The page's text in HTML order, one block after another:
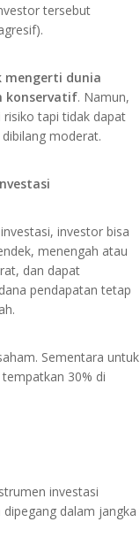
tersebut
mengerti dunia
konservatif. Namun,
tapi tidak dapat
moderat.
investor bisa
menengah atau
dan dapat
pendapatan tetap
Sementara untuk
30% di
investasi
dalam jangka